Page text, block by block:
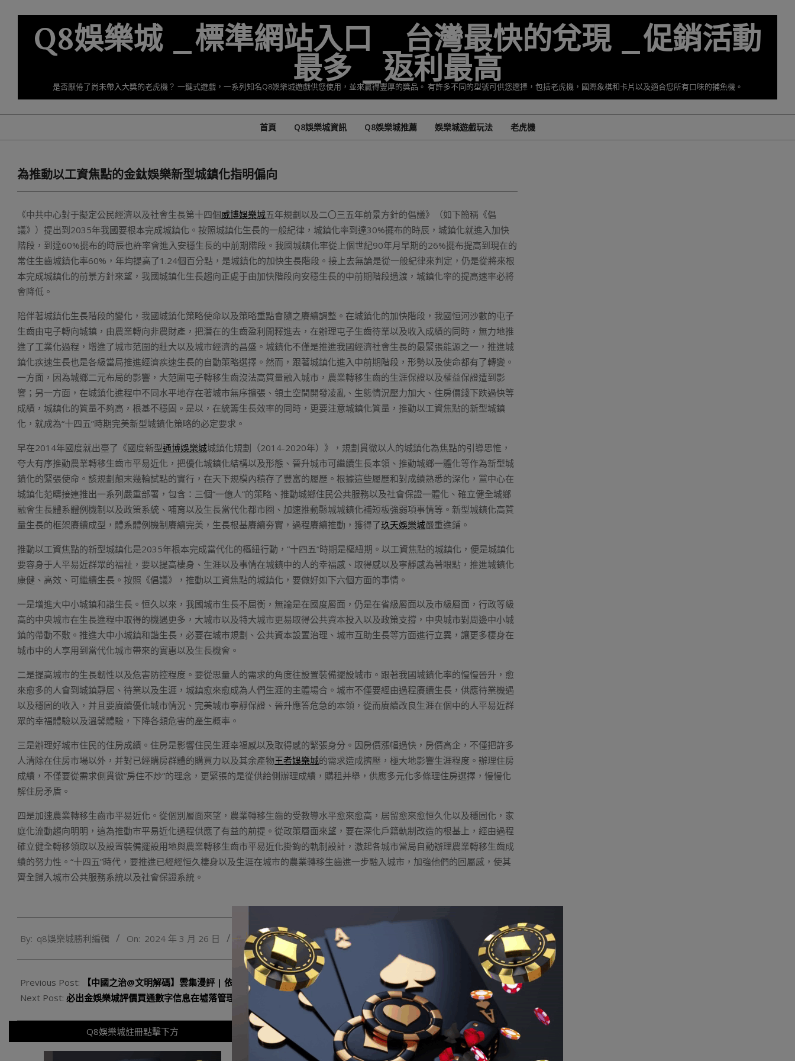
Q8娛樂城 _標準網站入口 _台灣最快的兌現 _促銷活動
最多 _返利最高
是否厭倦了尚未帶入大獎的老虎機？ 一鍵式遊戲，一系列知名Q8娛樂城遊戲供您使用，並來贏得豐厚的獎品。 有許多不同的型號可供您選擇，包括老虎機，國際象棋和卡片以及適合您所有口味的捕魚機。
Primary
首頁 Q8娛樂城資訊 Q8娛樂城推薦 娛樂城遊戲玩法 老虎機
為推動以工資焦點的金鈦娛樂新型城鎮化指明偏向
《中共中心對于擬定公民經濟以及社會生長第十四個威博娛樂城五年規劃以及二〇三五年前景方針的倡議》（如下簡稱《倡
議》）提出到2035年我國要根本完成城鎮化。按照城鎮化生長的一般紀律，城鎮化率到達30%擺布的時辰，城鎮化就進入加快
階段，到達60%擺布的時辰也許率會進入安穩生長的中前期階段。我國城鎮化率從上個世紀90年月早期的26%擺布提高到現在的
常住生齒城鎮化率60%，年均提高了1.24個百分點，是城鎮化的加快生長階段。接上去無論是從一般紀律來判定，仍是從將來根
本完成城鎮化的前景方針來望，我國城鎮化生長趨向正處于由加快階段向安穩生長的中前期階段過渡，城鎮化率的提高速率必將
會降低。
陪伴著城鎮化生長階段的變化，我國城鎮化策略使命以及策略重點會隨之賡續調整。在城鎮化的加快階段，我國恒河沙數的屯子
生齒由屯子轉向城鎮，由農業轉向非農財產，把潛在的生齒盈利開釋進去，在辦理屯子生齒待業以及收入成績的同時，無力地推
進了工業化過程，增進了城市范圍的壯大以及城市經濟的昌盛。城鎮化不僅是推進我國經濟社會生長的最緊張能源之一，推進城
鎮化疾速生長也是各級當局推進經濟疾速生長的自動策略選擇。然而，跟著城鎮化進入中前期階段，形勢以及使命都有了轉變。
一方面，因為城鄉二元布局的影響，大范圍屯子轉移生齒沒法高質量融入城市，農業轉移生齒的生涯保證以及權益保證遭到影
響；另一方面，在城鎮化進程中不同水平地存在著城市無序擴張、領土空間開發凌亂、生態情況壓力加大、住房價錢下跌過快等
成績，城鎮化的質量不夠高，根基不穩固。是以，在統籌生長效率的同時，更要注意城鎮化質量，推動以工資焦點的新型城鎮
化，就成為“十四五”時期完美新型城鎮化策略的必定要求。
早在2014年國度就出臺了《國度新型通博娛樂城城鎮化規劃（2014-2020年）》，規劃貫徹以人的城鎮化為焦點的引導思惟，
夸大有序推動農業轉移生齒市平易近化，把優化城鎮化結構以及形態、晉升城市可繼續生長本領、推動城鄉一體化等作為新型城
鎮化的緊張使命。該規劃顛末幾輪試點的實行，在天下規模內積存了豐富的履歷。根據這些履歷和對成績熟悉的深化，黨中心在
城鎮化范疇接連推出一系列嚴重部署，包含：三個“一億人”的策略、推動城鄉住民公共服務以及社會保證一體化、確立健全城鄉
融會生長體系體例機制以及政策系統、哺育以及生長當代化都市圈、加速推動縣城城鎮化補短板強弱項事情等。新型城鎮化高質
量生長的框架賡續成型，體系體例機制賡續完美，生長根基賡續夯實，過程賡續推動，獲得了玖天娛樂城嚴重進鋪。
推動以工資焦點的新型城鎮化是2035年根本完成當代化的樞紐行動，“十四五”時期是樞紐期。以工資焦點的城鎮化，便是城鎮化
要容身于人平易近群眾的福祉，要以提高棲身、生涯以及事情在城鎮中的人的幸福感、取得感以及寧靜感為著眼點，推進城鎮化
康健、高效、可繼續生長。按照《倡議》，推動以工資焦點的城鎮化，要做好如下六個方面的事情。
一是增進大中小城鎮和諧生長。恒久以來，我國城市生長不屈衡，無論是在國度層面，仍是在省級層面以及市級層面，行政等級
高的中央城市在生長進程中取得的機遇更多，大城市以及特大城市更易取得公共資本投入以及政策支撐，中央城市對周邊中小城
鎮的帶動不敷。推進大中小城鎮和諧生長，必要在城市規劃、公共資本設置治理、城市互助生長等方面進行立異，讓更多棲身在
城市中的人享用到當代化城市帶來的實惠以及生長機會。
二是提高城市的生長韌性以及危害防控程度。要從思量人的需求的角度往設置裝備擺設城市。跟著我國城鎮化率的慢慢晉升，愈
來愈多的人會到城鎮靜居、待業以及生涯，城鎮愈來愈成為人們生涯的主體場合。城市不僅要經由過程賡續生長，供應待業機遇
以及穩固的收入，并且要賡續優化城市情況、完美城市寧靜保證、晉升應答危急的本領，從而賡續改良生涯在個中的人平易近群
眾的幸福體驗以及溫馨體驗，下降各類危害的產生概率。
三是辦理好城市住民的住房成績。住房是影響住民生涯幸福感以及取得感的緊張身分。因房價漲幅過快，房價高企，不僅把許多
人清除在住房市場以外，并對已經購房群體的購買力以及其余產物王者娛樂城的需求造成擠壓，極大地影響生涯程度。辦理住房
成績，不僅要從需求側貫徹“房住不炒”的理念，更緊張的是從供給側辦理成績，購租并舉，供應多元化多條理住房選擇，慢慢化
解住房矛盾。
四是加速農業轉移生齒市平易近化。從個別層面來望，農業轉移生齒的受教導水平愈來愈高，居留愈來愈恒久化以及穩固化，家
庭化流動趨向明明，這為推動市平易近化過程供應了有益的前提。從政策層面來望，要在深化戶籍軌制改造的根基上，經由過程
確立健全轉移領取以及設置裝備擺設用地與農業轉移生齒市平易近化掛鉤的軌制設計，激起各城市當局自動辦理農業轉移生齒成
績的努力性。“十四五”時代，要推進已經經恒久棲身以及生涯在城市的農業轉移生齒進一步融入城市，加強他們的回屬感，使其
齊全歸入城市公共服務系統以及社會保證系統。
03-
By: q8娛樂城勝利編輯 On: 2024 年 3 月 26 日 In: Q8娛樂城資訊 Tagged:
Previous Post:
【中國之治@文明解碼】雲集漫評 | 依托文明設置裝備擺設推動墟落管理
Next Post: 必出金娛樂城評價買通數字信息在墟落管理中的“最初一公里”
Q8娛樂城註冊點擊下方